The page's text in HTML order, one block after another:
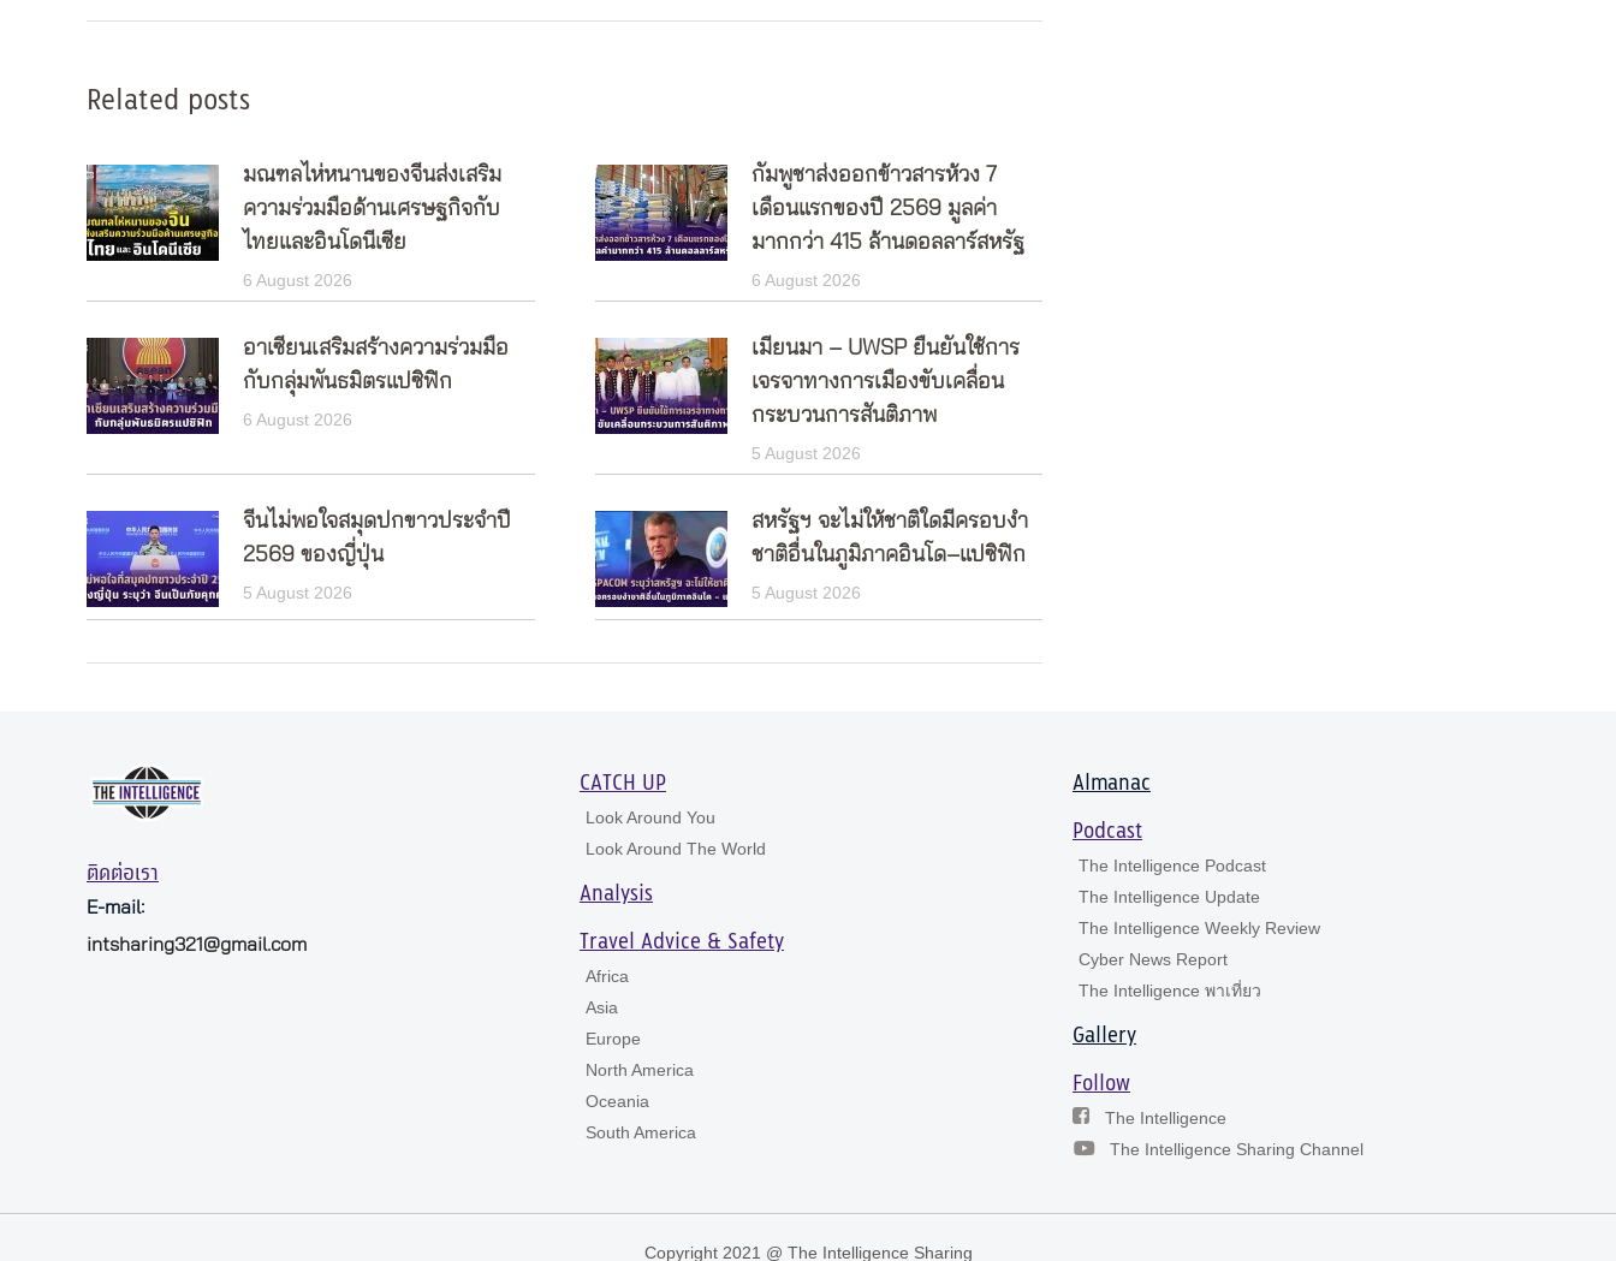
Related posts
มณฑลไห่หนานของจีนส่งเสริม
ความร่วมมือด้านเศรษฐกิจกับ
ไทยและอินโดนีเซีย
6 August 2026
กัมพูชาส่งออกข้าวสารห้วง 7
เดือนแรกของปี 2569 มูลค่า
มากกว่า 415 ล้านดอลลาร์สหรัฐ
6 August 2026
อาเซียนเสริมสร้างความร่วมมือ
กับกลุ่มพันธมิตรแปซิฟิก
6 August 2026
เมียนมา – UWSP ยืนยันใช้การ
เจรจาทางการเมืองขับเคลื่อน
กระบวนการสันติภาพ
5 August 2026
จีนไม่พอใจสมุดปกขาวประจำปี
2569 ของญี่ปุ่น
5 August 2026
สหรัฐฯ จะไม่ให้ชาติใดมีครอบงำ
ชาติอื่นในภูมิภาคอินโด–แปซิฟิก
5 August 2026
ติดต่อเรา
E-mail:
intsharing321@gmail.com
CATCH UP
Look Around You
Look Around The World
Analysis
Travel Advice & Safety
Africa
Asia
Europe
North America
Oceania
South America
Almanac
Podcast
The Intelligence Podcast
The Intelligence Update
The Intelligence Weekly Review
Cyber News Report
The Intelligence พาเที่ยว
Gallery
Follow
The Intelligence
The Intelligence Sharing Channel
Copyright 2021 @ The Intelligence Sharing